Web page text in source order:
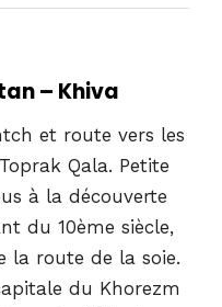
– Khiva
et route vers les
Qala. Petite
à la découverte
du 10ème siècle,
la route de la soie.
du Khorezm